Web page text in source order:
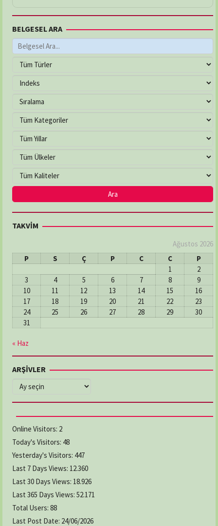
BELGESEL ARA
TAKVİM
Ağustos 2026
P
S Ç P C C
P
1
2
3
4 5 6 7 8
9
10
11 12 13 14 15
16
17
18 19 20 21 22
23
24
25 26 27 28 29
30
31
« Haz
ARŞİVLER
ARŞİVLER
Online Visitors: 2
Today's Visitors: 48
Yesterday's Visitors: 447
Last 7 Days Views: 12.360
Last 30 Days Views: 18.926
Last 365 Days Views: 52.171
Total Users: 88
Last Post Date: 24/06/2026